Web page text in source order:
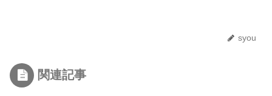
syou
関連記事